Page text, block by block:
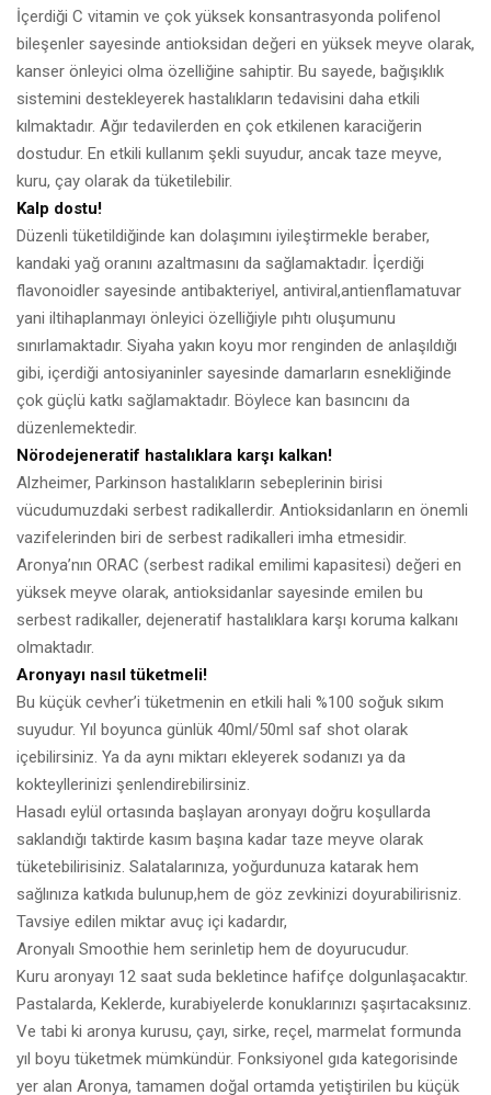
İçerdiği C vitamin ve çok yüksek konsantrasyonda polifenol
bileşenler sayesinde antioksidan değeri en yüksek meyve olarak,
kanser önleyici olma özelliğine sahiptir. Bu sayede, bağışıklık
sistemini destekleyerek hastalıkların tedavisini daha etkili
kılmaktadır. Ağır tedavilerden en çok etkilenen karaciğerin
dostudur. En etkili kullanım şekli suyudur, ancak taze meyve,
kuru, çay olarak da tüketilebilir.
Kalp dostu!
Düzenli tüketildiğinde kan dolaşımını iyileştirmekle beraber,
kandaki yağ oranını azaltmasını da sağlamaktadır. İçerdiği
flavonoidler sayesinde antibakteriyel, antiviral,antienflamatuvar
yani iltihaplanmayı önleyici özelliğiyle pıhtı oluşumunu
sınırlamaktadır. Siyaha yakın koyu mor renginden de anlaşıldığı
gibi, içerdiği antosiyaninler sayesinde damarların esnekliğinde
çok güçlü katkı sağlamaktadır. Böylece kan basıncını da
düzenlemektedir.
Nörodejeneratif hastalıklara karşı kalkan!
Alzheimer, Parkinson hastalıkların sebeplerinin birisi
vücudumuzdaki serbest radikallerdir. Antioksidanların en önemli
vazifelerinden biri de serbest radikalleri imha etmesidir.
Aronya’nın ORAC (serbest radikal emilimi kapasitesi) değeri en
yüksek meyve olarak, antioksidanlar sayesinde emilen bu
serbest radikaller, dejeneratif hastalıklara karşı koruma kalkanı
olmaktadır.
Aronyayı nasıl tüketmeli!
Bu küçük cevher’i tüketmenin en etkili hali %100 soğuk sıkım
suyudur. Yıl boyunca günlük 40ml/50ml saf shot olarak
içebilirsiniz. Ya da aynı miktarı ekleyerek sodanızı ya da
kokteyllerinizi şenlendirebilirsiniz.
Hasadı eylül ortasında başlayan aronyayı doğru koşullarda
saklandığı taktirde kasım başına kadar taze meyve olarak
tüketebilirisiniz. Salatalarınıza, yoğurdunuza katarak hem
sağlınıza katkıda bulunup,hem de göz zevkinizi doyurabilirisniz.
Tavsiye edilen miktar avuç içi kadardır,
Aronyalı Smoothie hem serinletip hem de doyurucudur.
Kuru aronyayı 12 saat suda bekletince hafifçe dolgunlaşacaktır.
Pastalarda, Keklerde, kurabiyelerde konuklarınızı şaşırtacaksınız.
Ve tabi ki aronya kurusu, çayı, sirke, reçel, marmelat formunda
yıl boyu tüketmek mümkündür. Fonksiyonel gıda kategorisinde
yer alan Aronya, tamamen doğal ortamda yetiştirilen bu küçük